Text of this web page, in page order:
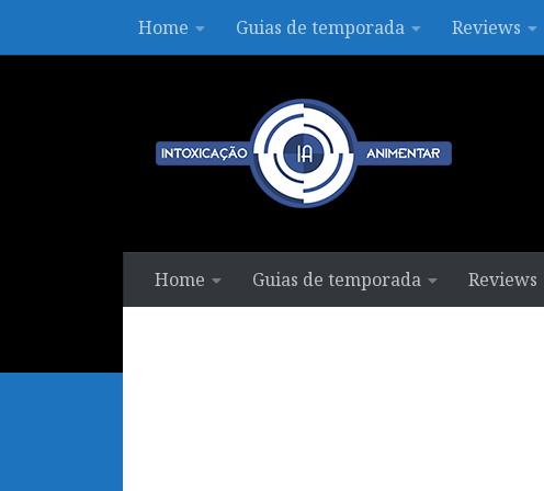
Skip to contentHome Guias de temporada Reviews
Home Guias de temporada Reviews